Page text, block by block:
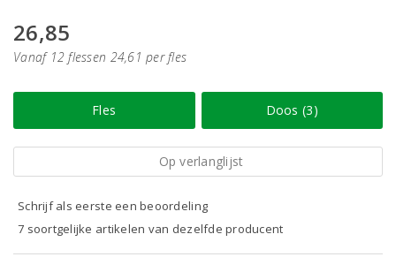
26,85
Vanaf 12 flessen 24,61 per fles
Fles Doos (3)
Op verlanglijst
Schrijf als eerste een beoordeling
7 soortgelijke artikelen van dezelfde producent